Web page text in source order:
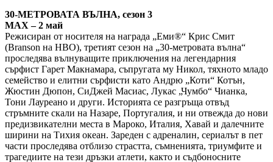
30-МЕТРОВАТА ВЪЛНА, сезон 3
MAX – 2 май
Режисиран от носителя на награда „Еми®“ Крис Смит
(Branson на HBO), третият сезон на „30-метровата вълна“
проследява вълнуващите приключения на легендарния
сърфист Гарет Макнамара, съпругата му Никол, тяхното младо
семейство и елитни сърфисти като Андрю „Коти“ Котън,
Жюстин Дюпон, СиДжей Масиас, Лукас „Чумбо“ Чианка,
Тони Лауреано и други. Историята се разгръща отвъд
стръмните скали на Назаре, Португалия, и ни отвежда до нови
предизвикателни места в Мароко, Италия, Хавай и далечните
ширини на Тихия океан. Зареден с адреналин, сериалът в пет
части проследява отблизо страстта, съмненията, триумфите и
трагедиите на тези дръзки атлети, както и съдбоносните